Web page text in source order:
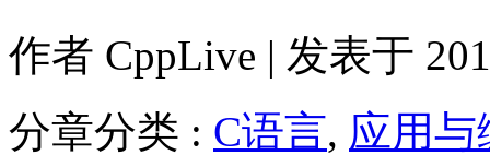
作者 CppLive | 发表于
分章分类 : C语言, 应用与